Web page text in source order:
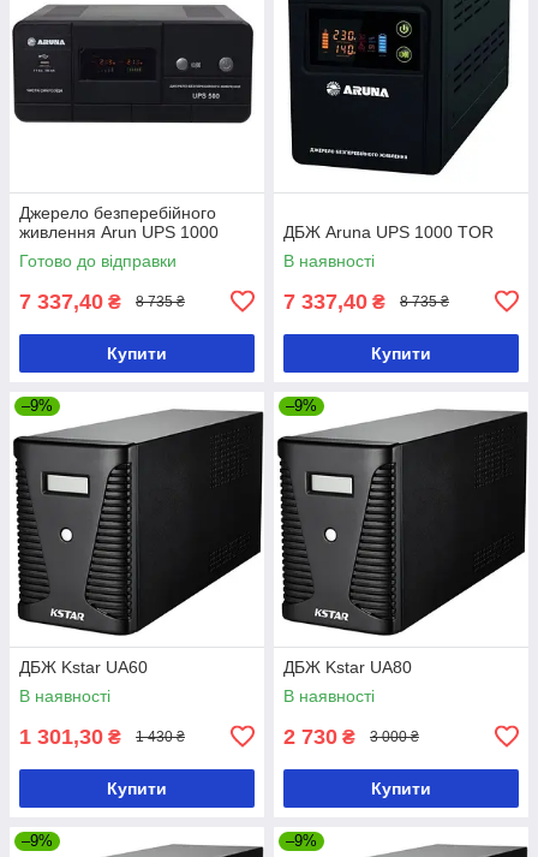
Джерело безперебійного
живлення Arun UPS 1000
Готово до відправки
7 337,40 ₴ 8 735 ₴
Купити
ДБЖ Aruna UPS 1000 TOR
В наявності
7 337,40 ₴ 8 735 ₴
Купити
–9%
ДБЖ Kstar UA60
В наявності
1 301,30 ₴ 1 430 ₴
Купити
–9%
ДБЖ Kstar UA80
В наявності
2 730 ₴ 3 000 ₴
Купити
–9% –9%